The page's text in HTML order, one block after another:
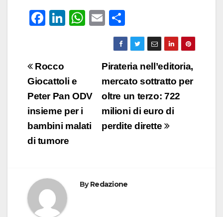
F
e
b
o
o
k
Li
dI
n
W
p
E
m
ail
o
n
di
vi
di
Navigazione
articoli
Pirateria nell’editoria,
mercato sottratto per
oltre un terzo: 722
milioni di euro di
perdite dirette
Rocco
Giocattoli e
Peter Pan ODV
insieme per i
bambini malati
di tumore
ByRedazione